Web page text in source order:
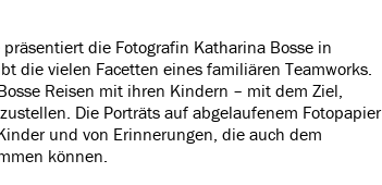
die Fotografin Katharina Bosse in
die vielen Facetten eines familiären Teamworks.
Reisen mit ihren Kindern – mit dem Ziel,
Die Porträts auf abgelaufenem Fotopapier
und von Erinnerungen, die auch dem
können.